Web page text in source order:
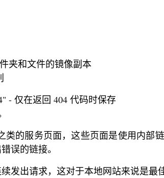
夹和文件的镜像副本
- 仅在返回 404 代码时保存
类的服务页面，这些页面是使用内部
误的链接。
发出请求，这对于本地网站来说是最